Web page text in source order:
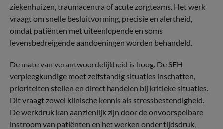
ziekenhuizen, traumacentra of acute zorgteams. Het werk
vraagt om snelle besluitvorming, precisie en alertheid,
omdat patiënten met uiteenlopende en soms
levensbedreigende aandoeningen worden behandeld.
De mate van verantwoordelijkheid is hoog. De SEH
verpleegkundige moet zelfstandig situaties inschatten,
prioriteiten stellen en direct handelen bij kritieke situaties.
Dit vraagt zowel klinische kennis als stressbestendigheid.
De werkdruk kan aanzienlijk zijn door de onvoorspelbare
instroom van patiënten en het werken onder tijdsdruk,